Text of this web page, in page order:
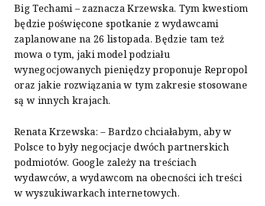
Big Techami – zaznacza Krzewska. Tym kwestiom
będzie poświęcone spotkanie z wydawcami
zaplanowane na 26 listopada. Będzie tam też
mowa o tym, jaki model podziału
wynegocjowanych pieniędzy proponuje Repropol
oraz jakie rozwiązania w tym zakresie stosowane
są w innych krajach.
Renata Krzewska: – Bardzo chciałabym, aby w
Polsce to były negocjacje dwóch partnerskich
podmiotów. Google zależy na treściach
wydawców, a wydawcom na obecności ich treści
w wyszukiwarkach internetowych.